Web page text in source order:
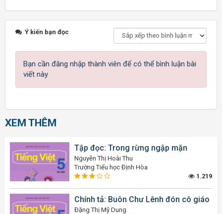
Ý kiến bạn đọc
Bạn cần đăng nhập thành viên để có thể bình luận bài
viết này
XEM THÊM
Tập đọc: Trong rừng ngập mặn
Nguyễn Thị Hoài Thu
Trường Tiểu học Định Hòa
1.219
Chính tả: Buôn Chư Lênh đón cô giáo
Đặng Thị Mỹ Dung